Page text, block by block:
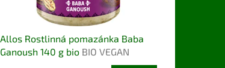
Allos Rostlinná pomazánka Baba
Ganoush 140 g bio BIO VEGAN